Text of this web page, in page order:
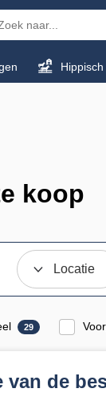
koop
Locatie
29
van de